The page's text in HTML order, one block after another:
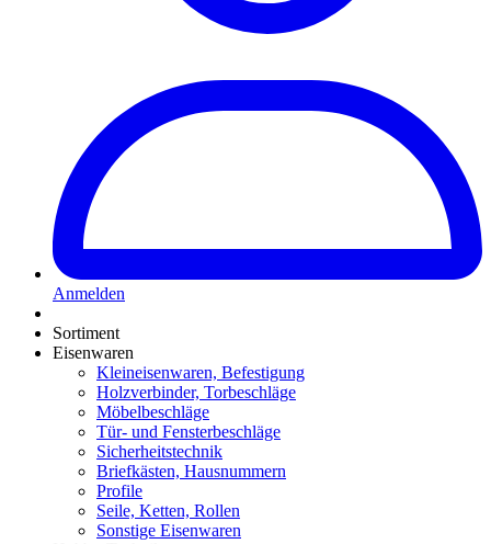
Anmelden
Sortiment
Eisenwaren
Kleineisenwaren, Befestigung
Holzverbinder, Torbeschläge
Möbelbeschläge
Tür- und Fensterbeschläge
Sicherheitstechnik
Briefkästen, Hausnummern
Profile
Seile, Ketten, Rollen
Sonstige Eisenwaren